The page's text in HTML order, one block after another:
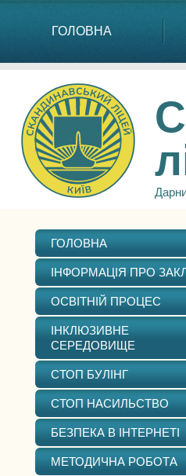
ГОЛОВНА
ГОЛОВНА
ІНФОРМАЦІЯ ПРО
ОСВІТНІЙ ПРОЦЕС
ІНКЛЮЗИВНЕ
СЕРЕДОВИЩЕ
СТОП БУЛІНГ
СТОП НАСИЛЬСТВО
БЕЗПЕКА В ІНТЕРНЕТІ
МЕТОДИЧНА РОБОТА